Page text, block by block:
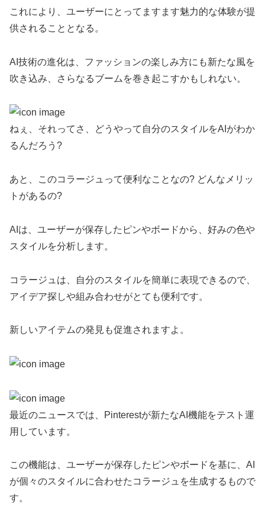
これにより、ユーザーにとってますます魅力的な体験が提
供されることとなる。
AI技術の進化は、ファッションの楽しみ方にも新たな風を
吹き込み、さらなるブームを巻き起こすかもしれない。
ねぇ、それってさ、どうやって自分のスタイルをAIがわか
るんだろう?
あと、このコラージュって便利なことなの? どんなメリッ
トがあるの?
AIは、ユーザーが保存したピンやボードから、好みの色や
スタイルを分析します。
コラージュは、自分のスタイルを簡単に表現できるので、
アイデア探しや組み合わせがとても便利です。
新しいアイテムの発見も促進されますよ。
最近のニュースでは、Pinterestが新たなAI機能をテスト運
用しています。
この機能は、ユーザーが保存したピンやボードを基に、AI
が個々のスタイルに合わせたコラージュを生成するもので
す。